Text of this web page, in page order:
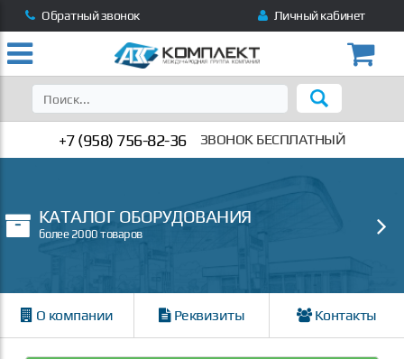
Обратный звонок Личный кабинет
+7 (958) 756-82-36 ЗВОНОК БЕСПЛАТНЫЙ
КАТАЛОГ ОБОРУДОВАНИЯ
более 2000 товаров
О компании Реквизиты Контакты